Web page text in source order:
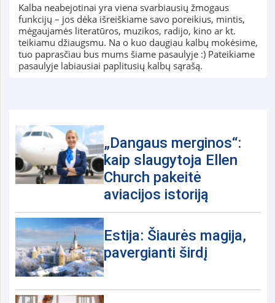
Kalba neabejotinai yra viena svarbiausių žmogaus
funkcijų – jos dėka išreiškiame savo poreikius, mintis,
mėgaujamės literatūros, muzikos, radijo, kino ar kt.
teikiamu džiaugsmu. Na o kuo daugiau kalbų mokėsime,
tuo paprasčiau bus mums šiame pasaulyje :) Pateikiame
pasaulyje labiausiai paplitusių kalbų sąrašą.
„Dangaus merginos“:
kaip slaugytoja Ellen
Church pakeitė
aviacijos istoriją
Estija: Šiaurės magija,
pavergianti širdį